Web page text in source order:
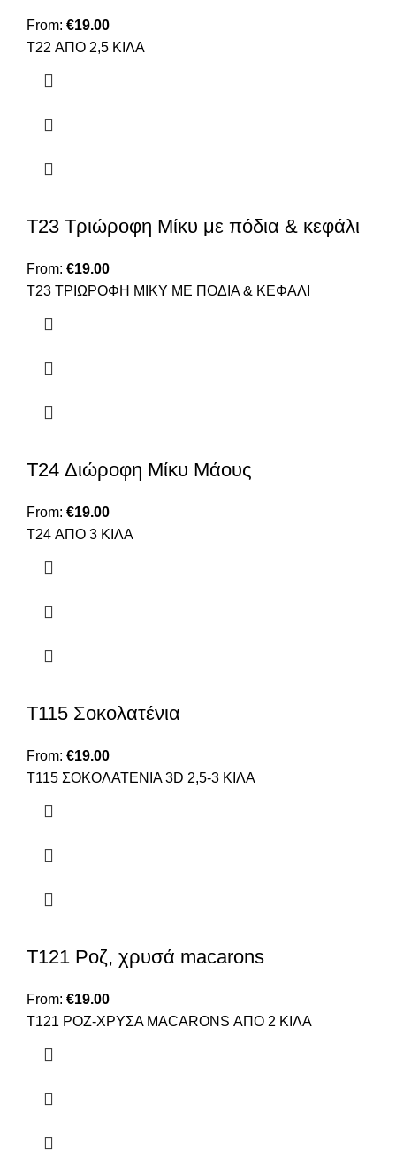
From: €19.00
T22 ΑΠΟ 2,5 ΚΙΛΑ
T23 Τριώροφη Μίκυ με πόδια & κεφάλι
From: €19.00
T23 TΡΙΩΡΟΦΗ ΜΙΚΥ ΜΕ ΠΟΔΙΑ & ΚΕΦΑΛΙ
T24 Διώροφη Μίκυ Μάους
From: €19.00
T24 ΑΠΟ 3 ΚΙΛΑ
Τ115 Σοκολατένια
From: €19.00
Τ115 ΣΟΚΟΛΑΤΕΝΙΑ 3D 2,5-3 ΚΙΛΑ
Τ121 Ροζ, χρυσά macarons
From: €19.00
T121 ΡΟΖ-ΧΡΥΣΑ MACARONS ΑΠΟ 2 ΚΙΛΑ